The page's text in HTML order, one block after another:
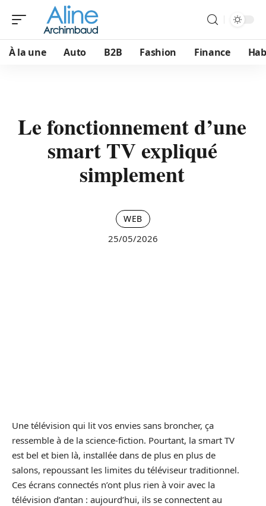
À la une Auto B2B Fashion Finance
Le fonctionnement d’une
smart TV expliqué
simplement
WEB
25/05/2026
Une télévision qui lit vos envies sans broncher, ça
ressemble à de la science-fiction. Pourtant, la smart TV
est bel et bien là, installée dans de plus en plus de
salons, repoussant les limites du téléviseur traditionnel.
Ces écrans connectés n’ont plus rien à voir avec la
télévision d’antan : aujourd’hui, ils se connectent au